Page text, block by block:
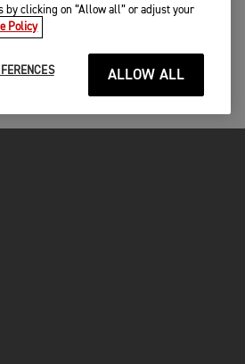
by clicking on “Allow all” or adjust your
Policy
ALLOW ALL